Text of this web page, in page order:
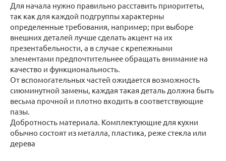
Для начала нужно правильно расставить приоритеты,
так как для каждой подгруппы характерны
определенные требования, например; при выборе
внешних деталей лучше сделать акцент на их
презентабельности, а в случае с крепежными
элементами предпочтительнее обращать внимание на
качество и функциональность.
От вспомогательных частей ожидается возможность
сиюминутной замены, каждая такая деталь должна быть
весьма прочной и плотно входить в соответствующие
пазы.
Добротность материала. Комплектующие для кухни
обычно состоят из металла, пластика, реже стекла или
дерева